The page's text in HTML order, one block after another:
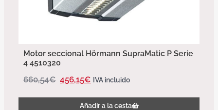
Motor seccional Hörmann SupraMatic P Serie
4 4510320
660,54€ 456,15€ IVA incluido
Añadir a la cesta